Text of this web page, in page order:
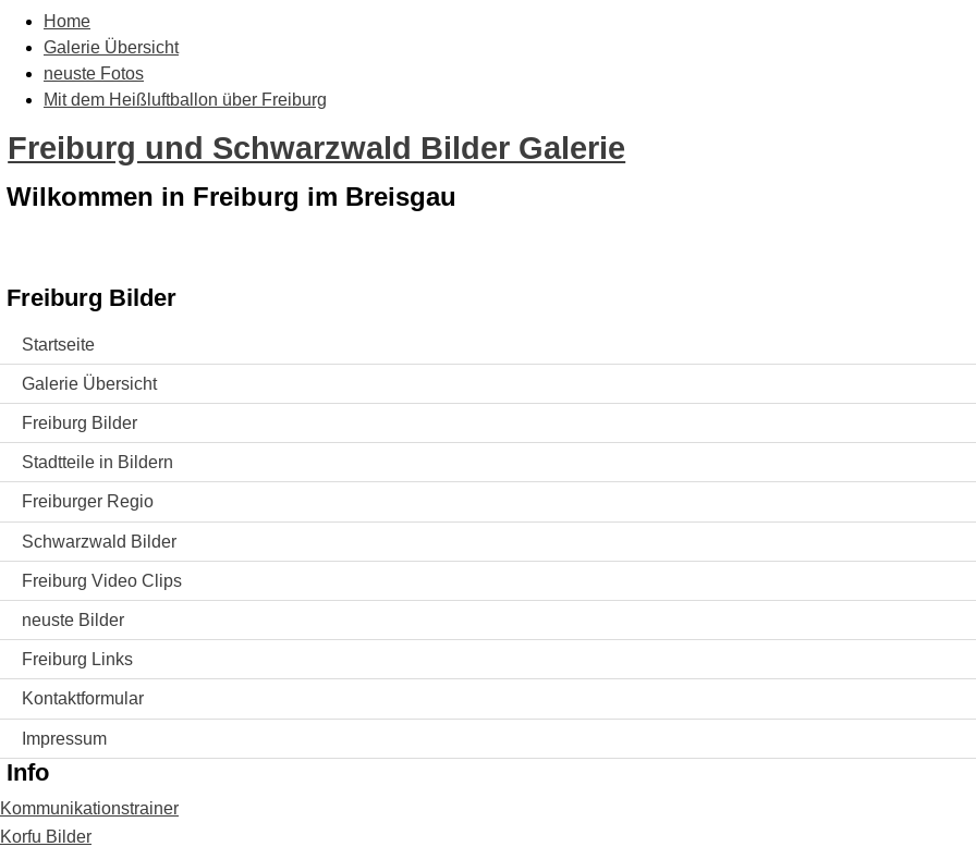
Home
Galerie Übersicht
neuste Fotos
Mit dem Heißluftballon über Freiburg
Freiburg und Schwarzwald Bilder Galerie
Wilkommen in Freiburg im Breisgau
Freiburg Bilder
Startseite
Galerie Übersicht
Freiburg Bilder
Stadtteile in Bildern
Freiburger Regio
Schwarzwald Bilder
Freiburg Video Clips
neuste Bilder
Freiburg Links
Kontaktformular
Impressum
Info
Kommunikationstrainer
Korfu Bilder